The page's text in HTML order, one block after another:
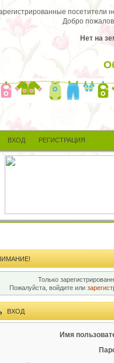
посетители
Добро
Нет на
ВХОД РЕГИСТРАЦИЯ
Только
Пожалуйста, войдите или
ВХОД
Имя